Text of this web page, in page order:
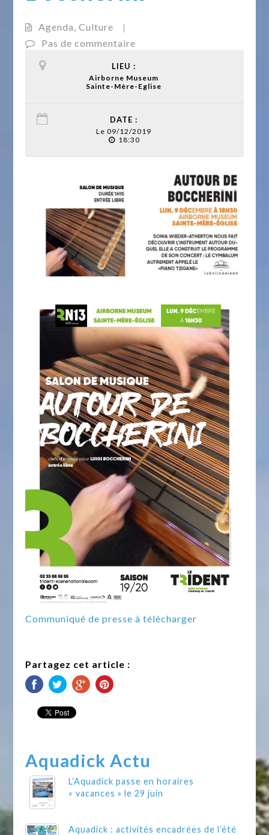
Agenda,Culture
|
Pas de commentaire
LIEU :
Airborne Museum
Sainte-Mère-Eglise
DATE :
Le 09/12/2019
18:30
Communiqué de presse à télécharger
Partagez cet article :
Aquadick Actu
L’Aquadick passe en horaires
« vacances » le 29 juin
Aquadick : activités encadrées de l’été